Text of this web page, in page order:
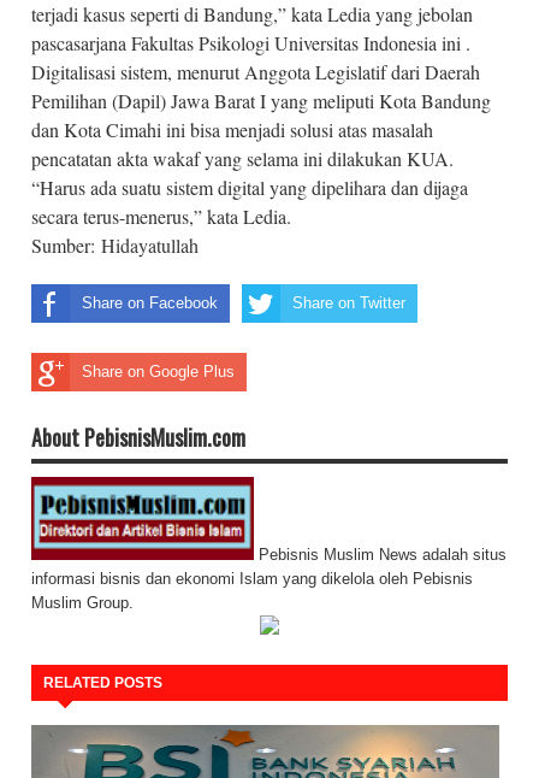
terjadi kasus seperti di Bandung,” kata Ledia yang jebolan
pascasarjana Fakultas Psikologi Universitas Indonesia ini .
Digitalisasi sistem, menurut Anggota Legislatif dari Daerah
Pemilihan (Dapil) Jawa Barat I yang meliputi Kota Bandung
dan Kota Cimahi ini bisa menjadi solusi atas masalah
pencatatan akta wakaf yang selama ini dilakukan KUA.
“Harus ada suatu sistem digital yang dipelihara dan dijaga
secara terus-menerus,” kata Ledia.
Sumber: Hidayatullah
Share on Facebook Share on Twitter
Share on Google Plus
About PebisnisMuslim.com
Pebisnis Muslim News adalah situs
informasi bisnis dan ekonomi Islam yang dikelola oleh Pebisnis
Muslim Group.
RELATED POSTS